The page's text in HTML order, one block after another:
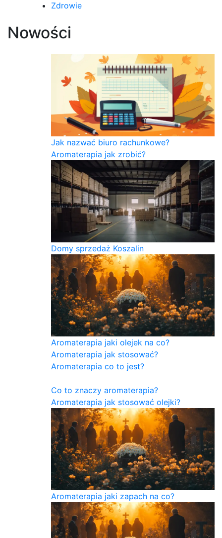
Zdrowie
Nowości
Jak nazwać biuro rachunkowe?
Aromaterapia jak zrobić?
Domy sprzedaż Koszalin
Aromaterapia jaki olejek na co?
Aromaterapia jak stosować?
Aromaterapia co to jest?
Co to znaczy aromaterapia?
Aromaterapia jak stosować olejki?
Aromaterapia jaki zapach na co?